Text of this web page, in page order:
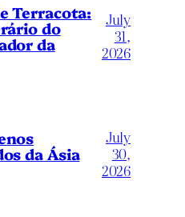
Terracota:
do
da
July
31,
2026
da Ásia
July
30,
2026